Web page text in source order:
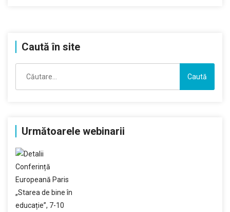
Caută în site
după:
Următoarele webinarii